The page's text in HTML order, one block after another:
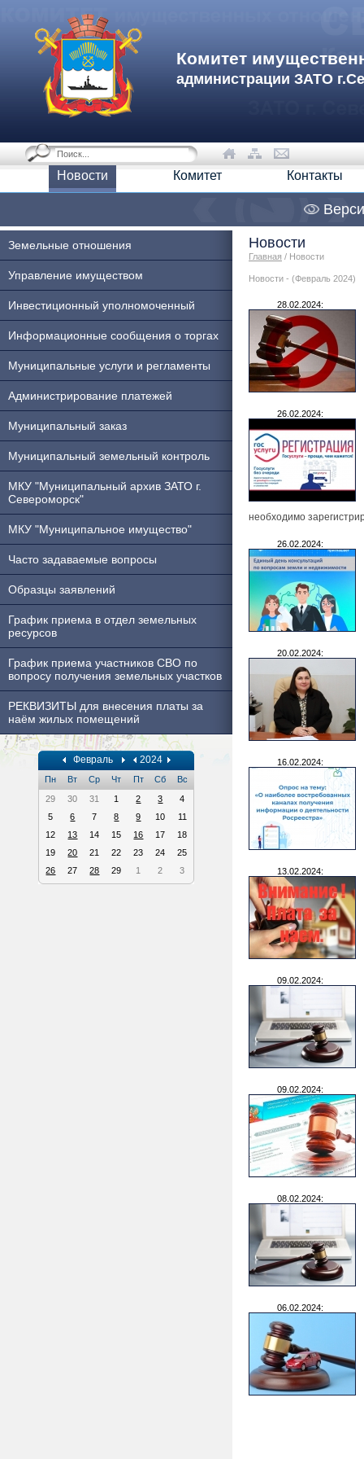
Комитет
администрации ЗАТО
Новости Комитет Контакты
Земельные отношения
Управление имуществом
Инвестиционный уполномоченный
Информационные сообщения о торгах
Муниципальные услуги и регламенты
Администрирование платежей
Муниципальный заказ
Муниципальный земельный контроль
МКУ "Муниципальный архив ЗАТО г.
Североморск"
МКУ "Муниципальное имущество"
Часто задаваемые вопросы
Образцы заявлений
График приема в отдел земельных
ресурсов
График приема участников СВО по
вопросу получения земельных участков
РЕКВИЗИТЫ для внесения платы за
наём жилых помещений
Февраль 2024
Пн Вт Ср Чт Пт Сб
Вс
29
30 31 1 2 3
4
5
6 7 8 9 10
11
12
13 14 15 16 17
18
19
20 21 22 23 24
25
26
27 28 29 1 2 3
Новости
Главная / Новости
Новости - (Февраль 2024)
28.02.2024:
26.02.2024:
необходимо
26.02.2024:
20.02.2024:
16.02.2024:
13.02.2024:
09.02.2024:
09.02.2024:
08.02.2024:
06.02.2024: